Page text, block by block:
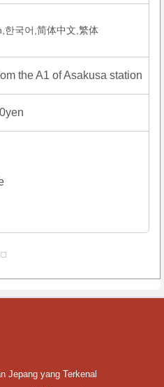
한국어,简体中文,繁体
the A1 of Asakusa station
Jepang yang Terkenal